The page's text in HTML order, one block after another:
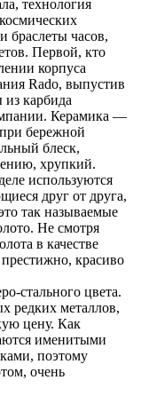
технология
браслеты часов,
Первой, кто
корпуса
Rado, выпустив
из карбида
Керамика —
бережной
блеск,
хрупкий.
используются
друг от друга,
так называемые
Не смотря
в качестве
красиво
стального цвета.
редких металлов,
цену. Как
именитыми
поэтому
очень